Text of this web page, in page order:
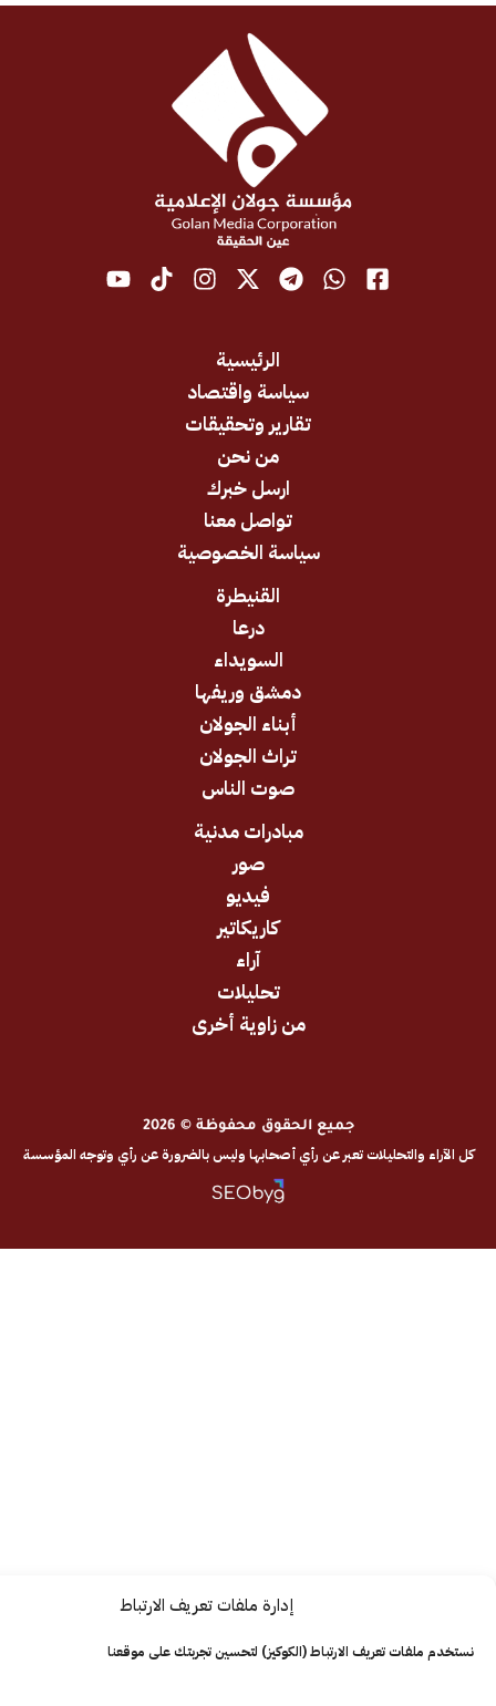
إدارة ملفات تعريف الارتباط
تعريف الارتباط (الكوكيز) لتحسين تجربتك على موقعنا
سياسة واقتصاد
تقارير وتحقيقات
ارسل خبرك
تواصل معنا
سياسة الخصوصية
دمشق وريفها
أبناء الجولان
تراث الجولان
صوت الناس
مبادرات مدنية
من زاوية أخرى
جميع الحقوق محفوظة © 2026
تعبر عن رأي أصحابها وليس بالضرورة عن رأي وتوجه المؤسسة